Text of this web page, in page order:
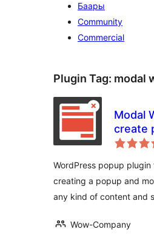
Баары
Community
Commercial
Plugin Tag: modal
Modal
create
modal
WordPress popup plugin
creating a popup and
any kind of content and
Wow-Company